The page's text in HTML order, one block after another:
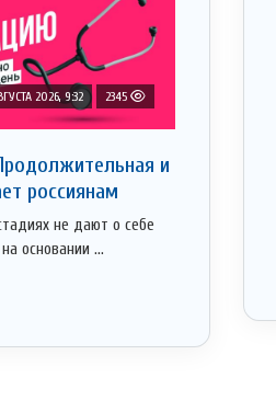
2026, 9:32 2345
и
россиянам
не дают о себе
основании ...